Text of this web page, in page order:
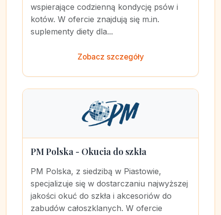
wspierające codzienną kondycję psów i
kotów. W ofercie znajdują się m.in.
suplementy diety dla...
Zobacz szczegóły
PM Polska - Okucia do szkła
PM Polska, z siedzibą w Piastowie,
specjalizuje się w dostarczaniu najwyższej
jakości okuć do szkła i akcesoriów do
zabudów całoszklanych. W ofercie